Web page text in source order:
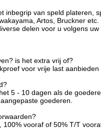
inbegrip van speld plateren,
Artos, Bruckner etc.
delen voor u volgens uw
is het extra vrij of?
voor vrije last
5 - 10 dagen als de
goederen.
100% vooraf of 50% T/T